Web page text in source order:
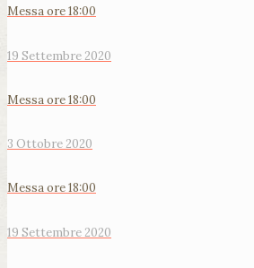
Messa ore 18:00
19 Settembre 2020
Messa ore 18:00
3 Ottobre 2020
Messa ore 18:00
19 Settembre 2020